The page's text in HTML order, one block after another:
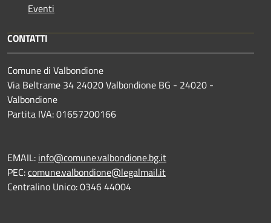
Eventi
CONTATTI
Comune di Valbondione
Via Beltrame 34 24020 Valbondione BG - 24020 -
Valbondione
Partita IVA: 01657200166
EMAIL: info@comune.valbondione.bg.it
PEC:comune.valbondione@legalmail.it
Centralino Unico: 0346 44004